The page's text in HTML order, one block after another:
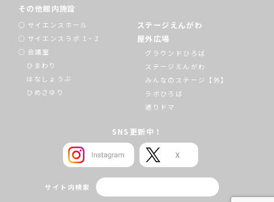
その他館内施設
サイエンスホール
サイエンスラボ 1・2
会議室
ひまわり
はなしょうぶ
ひめさゆり
ステージえんがわ
屋外広場
グラウンドひろば
ステージえんがわ
みんなのステージ【外】
ラボひろば
通りドマ
SNS更新中！
サイト内検索